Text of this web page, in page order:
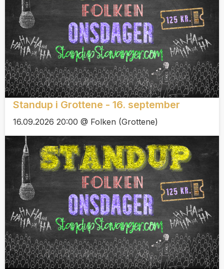
Standup i Grottene - 16. september
16.09.2026 20:00 @ Folken (Grottene)